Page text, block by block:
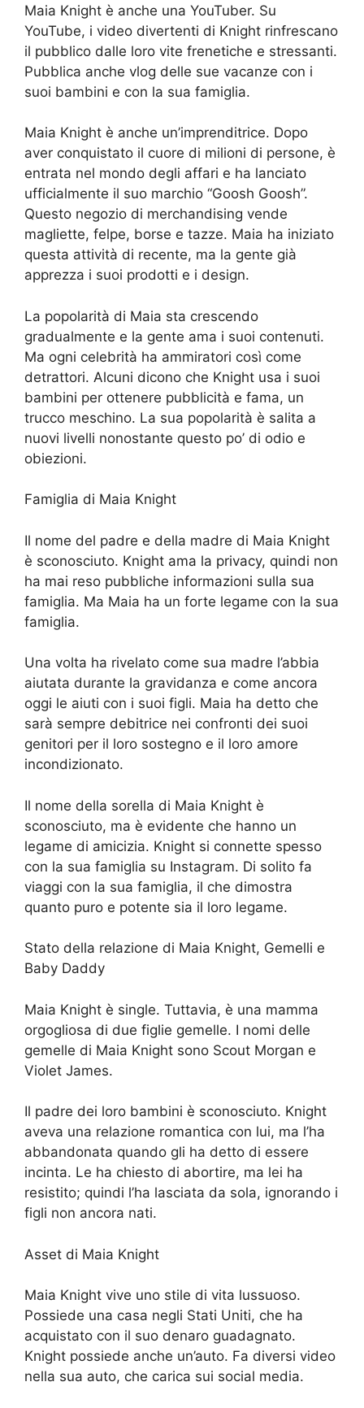
Maia Knight è anche una YouTuber. Su
YouTube, i video divertenti di Knight rinfrescano
il pubblico dalle loro vite frenetiche e stressanti.
Pubblica anche vlog delle sue vacanze con i
suoi bambini e con la sua famiglia.
Maia Knight è anche un’imprenditrice. Dopo
aver conquistato il cuore di milioni di persone, è
entrata nel mondo degli affari e ha lanciato
ufficialmente il suo marchio “Goosh Goosh”.
Questo negozio di merchandising vende
magliette, felpe, borse e tazze. Maia ha iniziato
questa attività di recente, ma la gente già
apprezza i suoi prodotti e i design.
La popolarità di Maia sta crescendo
gradualmente e la gente ama i suoi contenuti.
Ma ogni celebrità ha ammiratori così come
detrattori. Alcuni dicono che Knight usa i suoi
bambini per ottenere pubblicità e fama, un
trucco meschino. La sua popolarità è salita a
nuovi livelli nonostante questo po’ di odio e
obiezioni.
Famiglia di Maia Knight
Il nome del padre e della madre di Maia Knight
è sconosciuto. Knight ama la privacy, quindi non
ha mai reso pubbliche informazioni sulla sua
famiglia. Ma Maia ha un forte legame con la sua
famiglia.
Una volta ha rivelato come sua madre l’abbia
aiutata durante la gravidanza e come ancora
oggi le aiuti con i suoi figli. Maia ha detto che
sarà sempre debitrice nei confronti dei suoi
genitori per il loro sostegno e il loro amore
incondizionato.
Il nome della sorella di Maia Knight è
sconosciuto, ma è evidente che hanno un
legame di amicizia. Knight si connette spesso
con la sua famiglia su Instagram. Di solito fa
viaggi con la sua famiglia, il che dimostra
quanto puro e potente sia il loro legame.
Stato della relazione di Maia Knight, Gemelli e
Baby Daddy
Maia Knight è single. Tuttavia, è una mamma
orgogliosa di due figlie gemelle. I nomi delle
gemelle di Maia Knight sono Scout Morgan e
Violet James.
Il padre dei loro bambini è sconosciuto. Knight
aveva una relazione romantica con lui, ma l’ha
abbandonata quando gli ha detto di essere
incinta. Le ha chiesto di abortire, ma lei ha
resistito; quindi l’ha lasciata da sola, ignorando i
figli non ancora nati.
Asset di Maia Knight
Maia Knight vive uno stile di vita lussuoso.
Possiede una casa negli Stati Uniti, che ha
acquistato con il suo denaro guadagnato.
Knight possiede anche un’auto. Fa diversi video
nella sua auto, che carica sui social media.